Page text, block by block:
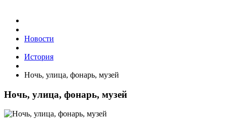
Новости
История
Ночь, улица, фонарь, музей
Ночь, улица, фонарь, музей